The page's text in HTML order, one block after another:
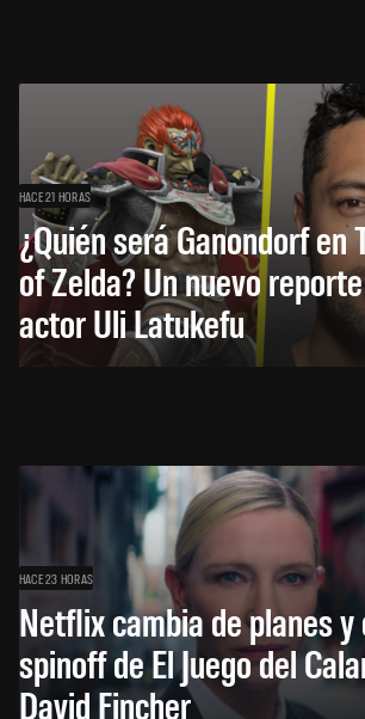
HACE 21 HORAS
¿Quién será Ganondorf en
of Zelda? Un nuevo
actor Uli Latukefu
HACE 23 HORAS
Netflix cambia de planes y
spinoff de El Juego del
David Fincher